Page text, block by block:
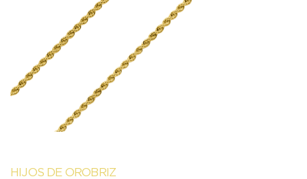
HIJOS DE OROBRIZ